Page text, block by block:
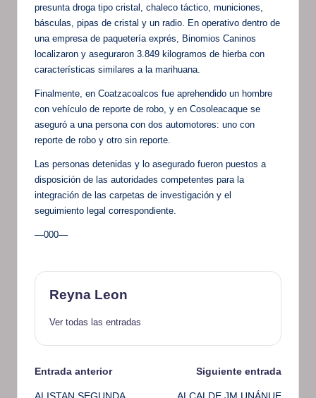
presunta droga tipo cristal, chaleco táctico, municiones,
básculas, pipas de cristal y un radio. En operativo dentro de
una empresa de paquetería exprés, Binomios Caninos
localizaron y aseguraron 3.849 kilogramos de hierba con
características similares a la marihuana.
Finalmente, en Coatzacoalcos fue aprehendido un hombre
con vehículo de reporte de robo, y en Cosoleacaque se
aseguró a una persona con dos automotores: uno con
reporte de robo y otro sin reporte.
Las personas detenidas y lo asegurado fueron puestos a
disposición de las autoridades competentes para la
integración de las carpetas de investigación y el
seguimiento legal correspondiente.
—000—
Reyna Leon
Ver todas las entradas
Navegación
Entrada anterior Siguiente entrada